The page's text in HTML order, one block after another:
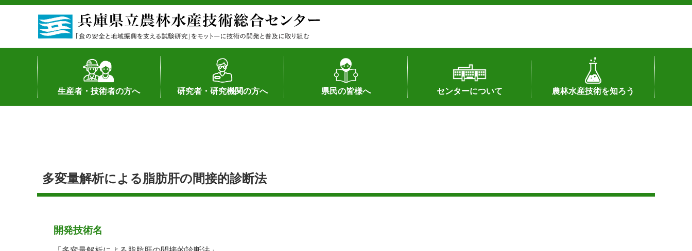
生産者・技術者の方へ
土地利用型作物
野菜
果樹・花き
加工・流通
経営･現地情報
環境病害虫
畜産
森林林業
水産
基幹種雄牛の紹介
研究者・研究機関の方へ
研究者の紹介
シーズ研究の成果
産学官連携
知的財産の保有状況（特許）
知的財産の保有状況（品種）
研究員の受入
研究活動不正行為への対応
公的研究資金への対応
県民の皆様へ
作物や園芸に関する新技術
畜産に関する新技術
森林林業に関する新技術
病害虫に関する新技術
食品加工に関する新技術
水産に関する新技術
作物や園芸に関する豆知識
病害虫に関する豆知識
畜産に関する豆知識
水産に関する豆知識
バイテク・農業環境・機械関係
食品加工に関する豆知識
森林林業に関する豆知識
センターについて
所長あいさつ
組織（各部署へのリンク）
アクセス
沿革
所内の施設配置図
農林水産技術を知ろう
センターの話題
私の試験研究
試験研究課題
第6期中期業務計画
オンライン研究報告
刊行物
知的財産に関する相談窓口
多変量解析による脂肪肝の間接的診断法
開発技術名